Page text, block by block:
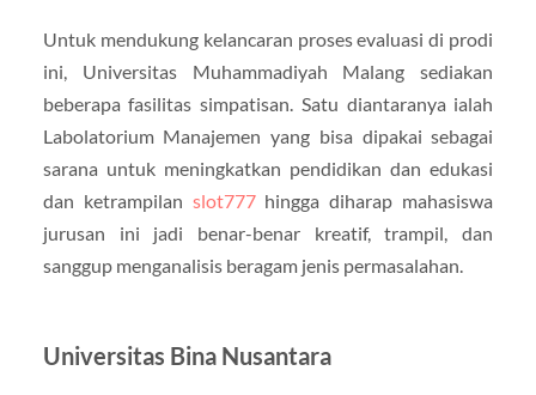
Untuk mendukung kelancaran proses evaluasi di prodi
ini, Universitas Muhammadiyah Malang sediakan
beberapa fasilitas simpatisan. Satu diantaranya ialah
Labolatorium Manajemen yang bisa dipakai sebagai
sarana untuk meningkatkan pendidikan dan edukasi
dan ketrampilan slot777hingga diharap mahasiswa
jurusan ini jadi benar-benar kreatif, trampil, dan
sanggup menganalisis beragam jenis permasalahan.
Universitas Bina Nusantara